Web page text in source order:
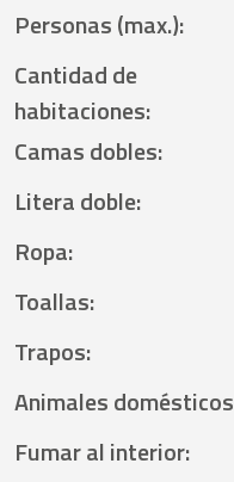
Personas (max.):
Cantidad de
habitaciones:
Camas dobles:
Litera doble:
Ropa:
Toallas:
Trapos:
Animales domésticos
Fumar al interior: